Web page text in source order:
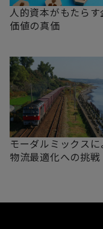
人的資本がもたらす
価値の真価
モーダルミックスに
物流最適化への挑戦